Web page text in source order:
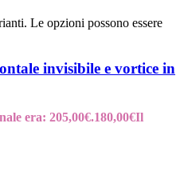
Le opzioni possono essere
invisibile e vortice in
era: 205,00€.180,00€Il